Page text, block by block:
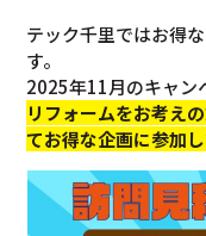
テック千里ではお得
す。
2025年11月のキャン
リフォームをお考え
てお得な企画に参加